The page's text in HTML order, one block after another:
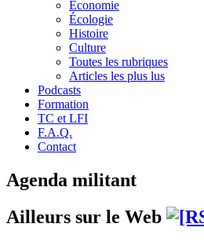
Économie
Écologie
Histoire
Culture
Toutes les rubriques
Articles les plus lus
Podcasts
Formation
TC et LFI
F.A.Q.
Contact
Agenda militant
Ailleurs sur le Web